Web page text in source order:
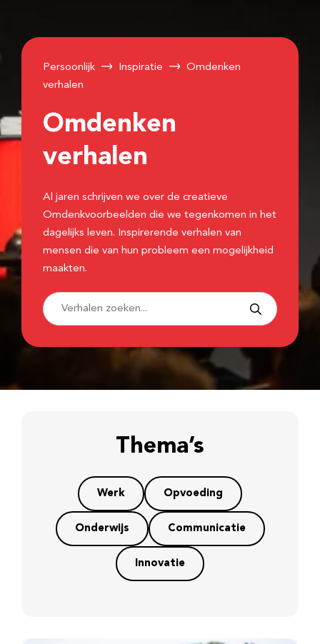
Persoonlijk Inspiratie
Omdenken
verhalen
Omdenken
verhalen
Al jaren schrijven we over de creatieve
Omdenkvoorbeelden die we tegenkomen in het
dagelijks leven. Inspirerende verhalen van
mensen die van hun probleem een mogelijkheid
maakten.
Thema’s
Werk Opvoeding
Onderwijs Communicatie
Innovatie